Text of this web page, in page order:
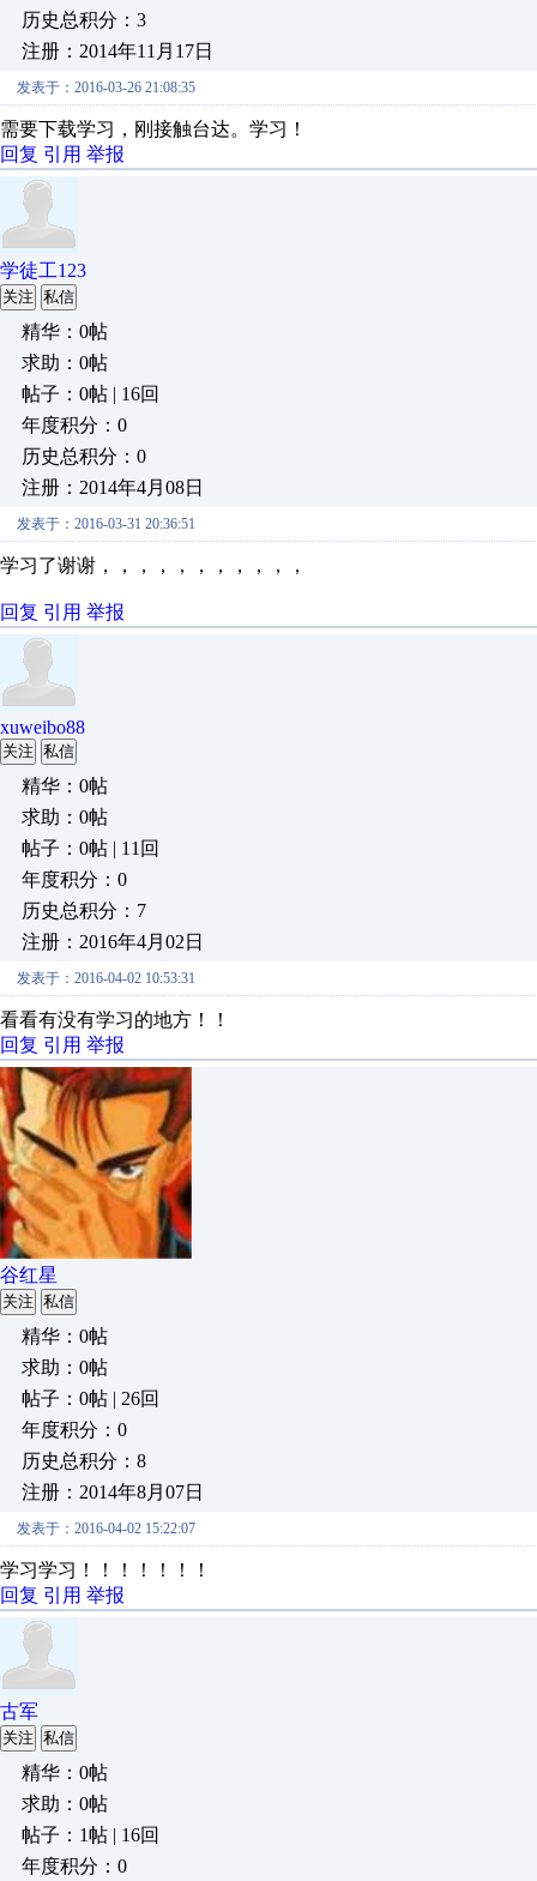
历史总积分：3
注册：2014年11月17日
发表于：2016-03-26 21:08:35
需要下载学习，刚接触台达。学习！
回复 引用 举报
学徒工123
关注 私信
精华：0帖
求助：0帖
帖子：0帖 | 16回
年度积分：0
历史总积分：0
注册：2014年4月08日
发表于：2016-03-31 20:36:51
学习了谢谢，，，，，，，，，，，
回复 引用 举报
xuweibo88
关注 私信
精华：0帖
求助：0帖
帖子：0帖 | 11回
年度积分：0
历史总积分：7
注册：2016年4月02日
发表于：2016-04-02 10:53:31
看看有没有学习的地方！！
回复 引用 举报
谷红星
关注 私信
精华：0帖
求助：0帖
帖子：0帖 | 26回
年度积分：0
历史总积分：8
注册：2014年8月07日
发表于：2016-04-02 15:22:07
学习学习！！！！！！！
回复 引用 举报
古军
关注 私信
精华：0帖
求助：0帖
帖子：1帖 | 16回
年度积分：0